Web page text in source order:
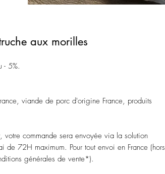
aux morilles
- 5%.
viande de porc d'origine France, produits
votre commande sera envoyée via la solution
de 72H maximum. Pour tout envoi en France (hors
générales de vente*).